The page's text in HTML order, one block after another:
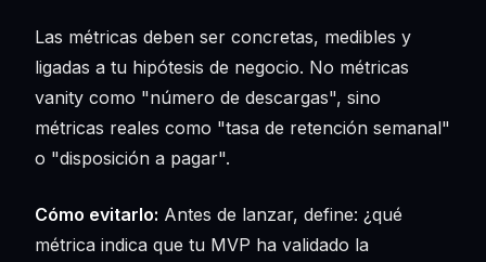
Las métricas deben ser concretas, medibles y
ligadas a tu hipótesis de negocio. No métricas
vanity como "número de descargas", sino
métricas reales como "tasa de retención semanal"
o "disposición a pagar".
Cómo evitarlo: Antes de lanzar, define: ¿qué
métrica indica que tu MVP ha validado la